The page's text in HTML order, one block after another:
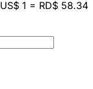
US$ 1 = RD$ 58.34